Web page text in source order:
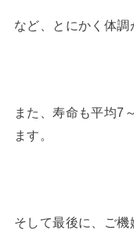
など、とにかく体調
また、寿命も平均7
ます。
そして最後に、ご機